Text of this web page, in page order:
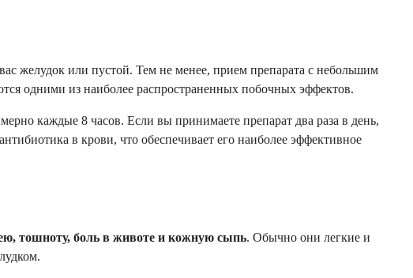
желудок или пустой. Тем не менее, прием препарата с небольшим
одними из наиболее распространенных побочных эффектов.
каждые 8 часов. Если вы принимаете препарат два раза в день,
в крови, что обеспечивает его наиболее эффективное
тошноту, боль в животе и кожную сыпь. Обычно они легкие и